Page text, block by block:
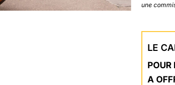
une
LE
POUR
A